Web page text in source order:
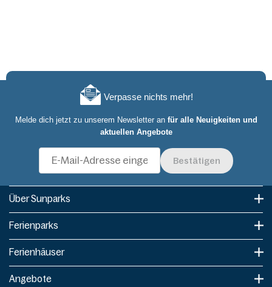
Verpasse nichts mehr!
Melde dich jetzt zu unserem Newsletter an für alle Neuigkeiten und
aktuellen Angebote
Bestätigen
Über Sunparks
Ferienparks
Ferienhäuser
Angebote